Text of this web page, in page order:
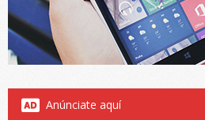
Anúnciate aquí